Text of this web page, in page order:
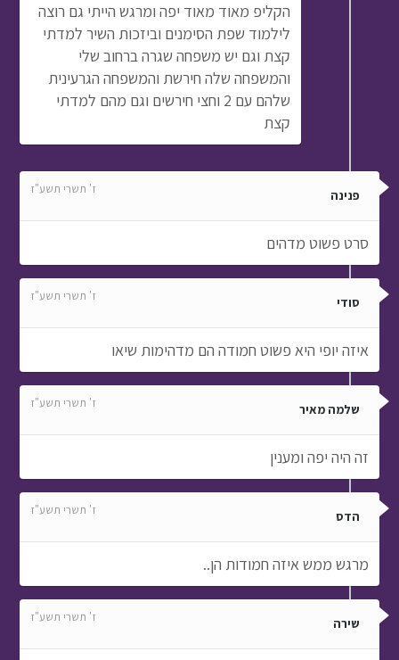
הקליפ מאוד מאוד יפה ומרגש הייתי גם רוצה
לילמוד שפת הסימנים וביזכות השיר למדתי
קצת וגם יש משפחה שגרה ברחוב שלי
והמשפחה שלה חירשת והמשפחה הגרעינית
שלהם עם 2 וחצי חירשים וגם מהם למדתי
קצת
פנינה ז' תשרי תשע"ז
סרט פשוט מדהים
סודי ז' תשרי תשע"ז
איזה יופי היא פשוט חמודה הם מדהימות שיאו
שלמה מאיר ז' תשרי תשע"ז
זה היה יפה ומענין
הדס ז' תשרי תשע"ז
מרגש ממש איזה חמודות הן..
שירה ז' תשרי תשע"ז